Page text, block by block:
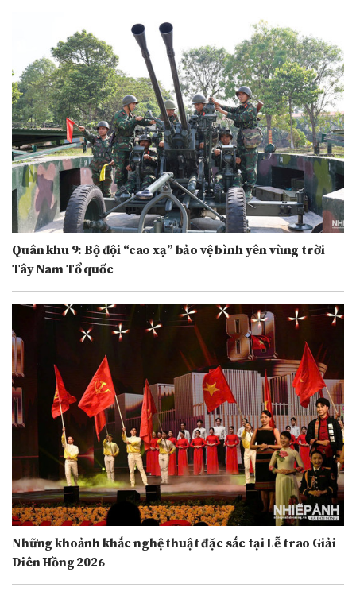
Quân khu 9: Bộ đội “cao xạ” bảo vệ bình yên vùng trời
Tây Nam Tổ quốc
Những khoảnh khắc nghệ thuật đặc sắc tại Lễ trao Giải
Diên Hồng 2026